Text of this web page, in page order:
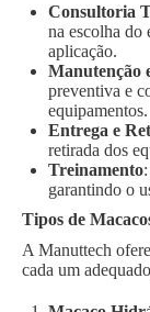
Consultoria
na escolha do
aplicação.
Manutenção
preventiva e
equipamentos.
Entrega e
retirada dos
Treinamento
garantindo o
Tipos de
A Manuttech
cada um